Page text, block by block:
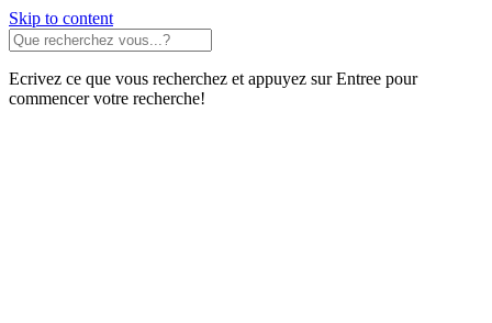
Skip to content
Ecrivez ce que vous recherchez et appuyez sur Entree pour
commencer votre recherche!